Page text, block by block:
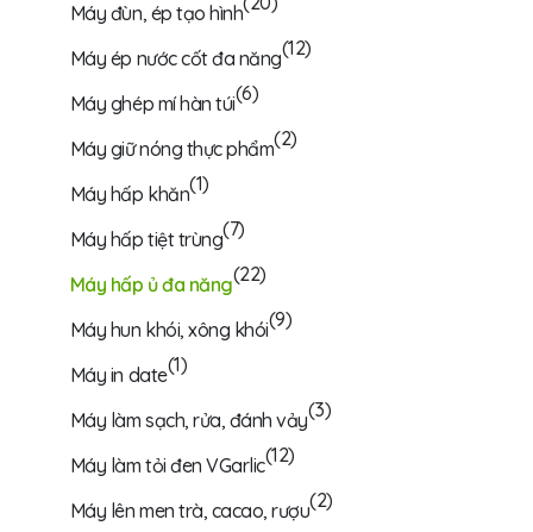
Máy đùn, ép tạo hình
Máy ép nước cốt đa năng(12)
Máy ghép mí hàn túi(6)
Máy giữ nóng thực phẩm(2)
Máy hấp khăn(1)
Máy hấp tiệt trùng(7)
Máy hấp ủ đa năng(22)
Máy hun khói, xông khói(9)
Máy in date(1)
Máy làm sạch, rửa, đánh vảy(3)
Máy làm tỏi đen VGarlic(12)
Máy lên men trà, cacao, rượu(2)